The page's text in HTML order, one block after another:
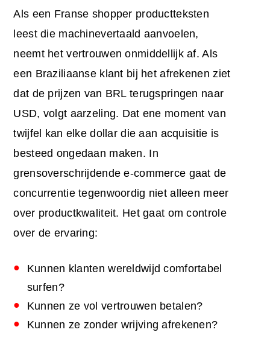
Als een Franse shopper productteksten
leest die machinevertaald aanvoelen,
neemt het vertrouwen onmiddellijk af. Als
een Braziliaanse klant bij het afrekenen ziet
dat de prijzen van BRL terugspringen naar
USD, volgt aarzeling. Dat ene moment van
twijfel kan elke dollar die aan acquisitie is
besteed ongedaan maken. In
grensoverschrijdende e-commerce gaat de
concurrentie tegenwoordig niet alleen meer
over productkwaliteit. Het gaat om controle
over de ervaring:
Kunnen klanten wereldwijd comfortabel
surfen?
Kunnen ze vol vertrouwen betalen?
Kunnen ze zonder wrijving afrekenen?